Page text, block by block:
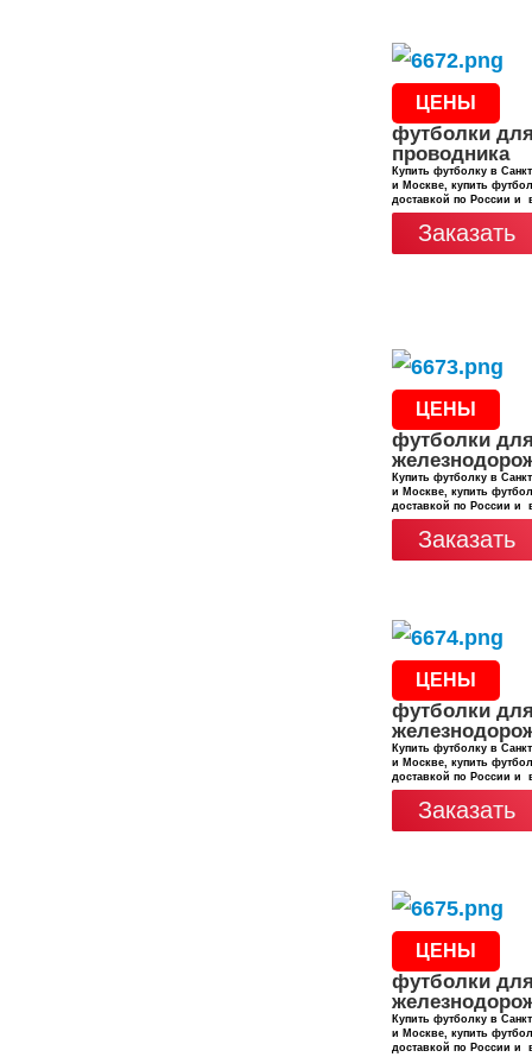
ЦЕНЫ
футболки
проводника
Купить футболку в
и Москве, купить
доставкой по России и
Заказать
ЦЕНЫ
футболки
Купить футболку в
и Москве, купить
доставкой по России и
Заказать
ЦЕНЫ
футболки
Купить футболку в
и Москве, купить
доставкой по России и
Заказать
ЦЕНЫ
футболки
Купить футболку в
и Москве, купить
доставкой по России и